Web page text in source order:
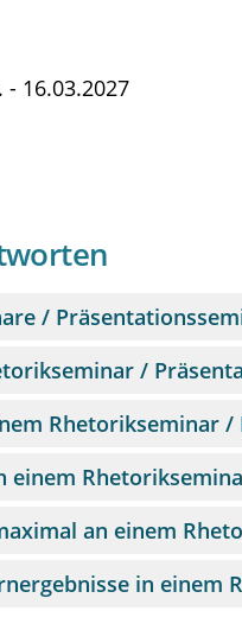
- 16.03.2027
/
/
Rhetorikseminar
einem
an einem
in einem